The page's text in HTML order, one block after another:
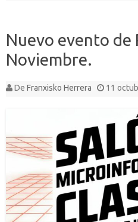
Nuevo evento de
Noviembre.
De Franxisko Herrera 11